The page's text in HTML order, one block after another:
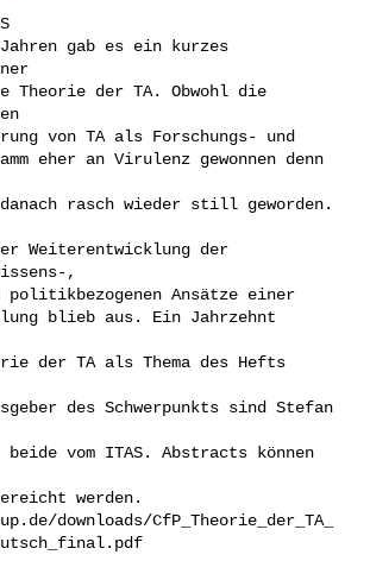
gab es ein kurzes
Theorie der TA. Obwohl die
von TA als Forschungs- und
eher an Virulenz gewonnen denn
rasch wieder still geworden.
Weiterentwicklung der
,
politikbezogenen Ansätze einer
blieb aus. Ein Jahrzehnt
der TA als Thema des Hefts
des Schwerpunkts sind Stefan
vom ITAS. Abstracts können
werden.
downloads/CfP_Theorie_der_TA_